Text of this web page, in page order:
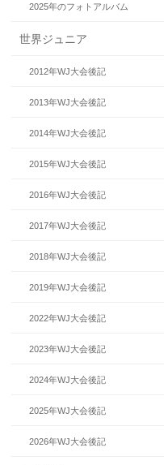
2025年のフォトアルバム
世界ジュニア
2012年WJ大会後記
2013年WJ大会後記
2014年WJ大会後記
2015年WJ大会後記
2016年WJ大会後記
2017年WJ大会後記
2018年WJ大会後記
2019年WJ大会後記
2022年WJ大会後記
2023年WJ大会後記
2024年WJ大会後記
2025年WJ大会後記
2026年WJ大会後記